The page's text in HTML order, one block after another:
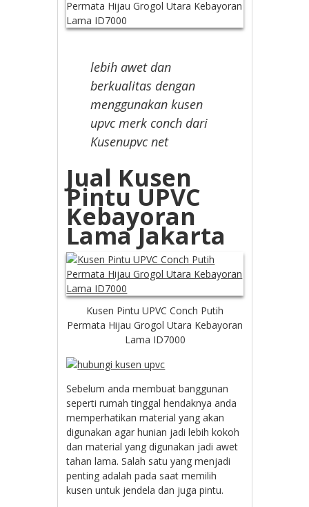
lebih awet dan
berkualitas dengan
menggunakan kusen
upvc merk conch dari
Kusenupvc net
Jual Kusen
Pintu UPVC
Kebayoran
Lama Jakarta
Kusen Pintu UPVC Conch Putih
Permata Hijau Grogol Utara Kebayoran
Lama ID7000
Sebelum anda membuat banggunan
seperti rumah tinggal hendaknya anda
memperhatikan material yang akan
digunakan agar hunian jadi lebih kokoh
dan material yang digunakan jadi awet
tahan lama. Salah satu yang menjadi
penting adalah pada saat memilih
kusen untuk jendela dan juga pintu.